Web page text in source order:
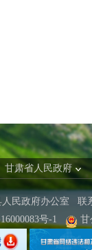
甘肃省人民政府
民政府办公室 联
号-1 甘